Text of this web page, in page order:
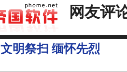
网友评
文明祭扫 缅怀先烈